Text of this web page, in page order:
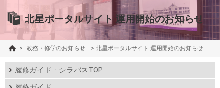
北星ポータルサイト 運用開始のお知らせ
> 教務・修学のお知らせ > 北星ポータルサイト 運用開始のお知らせ
履修ガイド・シラバスTOP